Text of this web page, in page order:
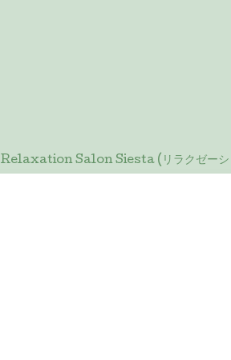
Relaxation Salon Siesta (リラクゼーシ